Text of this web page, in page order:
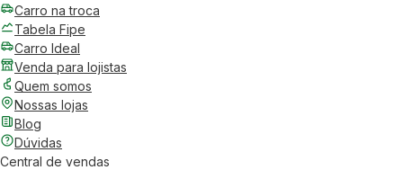
Carro na troca
Tabela Fipe
Carro Ideal
Venda para lojistas
Quem somos
Nossas lojas
Blog
Dúvidas
Central de vendas